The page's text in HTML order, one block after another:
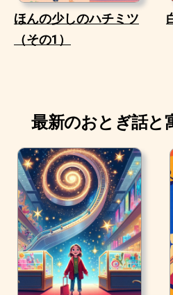
ほんの少しのハチミツ
（その1）
最新のおとぎ話と